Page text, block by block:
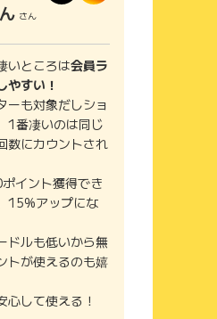
さん
いところは会員ラ
やすい！
ーも対象だしショ
1番凄いのは同じ
数にカウントされ
イント獲得でき
15%アップにな
ドルも低いから無
トが使えるのも嬉
心して使える！